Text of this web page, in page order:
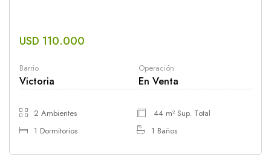
USD 110.000
Barrio
Victoria
Operación
En Venta
2 Ambientes
44 m² Sup. Total
1 Dormitorios
1 Baños